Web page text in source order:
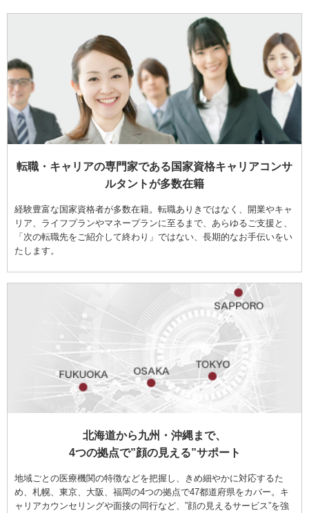
転職・キャリアの専門家である国家資格キャリアコンサ
ルタントが多数在籍
経験豊富な国家資格者が多数在籍。転職ありきではなく、開業やキャ
リア、ライフプランやマネープランに至るまで、あらゆるご支援と、
「次の転職先をご紹介して終わり」ではない、長期的なお手伝いをい
たします。
北海道から九州・沖縄まで、
4つの拠点で”顔の見える”サポート
地域ごとの医療機関の特徴などを把握し、きめ細やかに対応するた
め、札幌、東京、大阪、福岡の4つの拠点で47都道府県をカバー。キ
ャリアカウンセリングや面接の同行など、”顔の見えるサービス”を強